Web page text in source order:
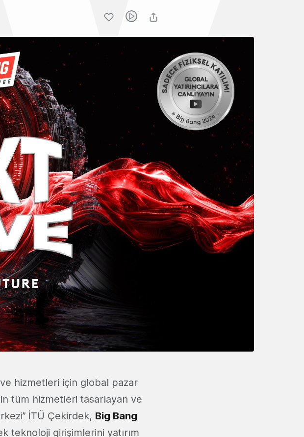
hizmetleri için global pazar
tüm hizmetleri tasarlayan ve
İTÜ Çekirdek, Big Bang
teknoloji girişimlerini yatırım